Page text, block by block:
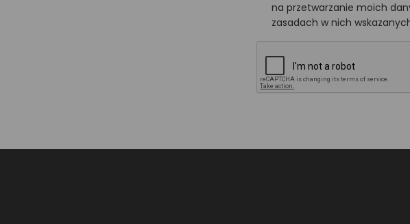
na przetwarzanie moich
zasadach w nich